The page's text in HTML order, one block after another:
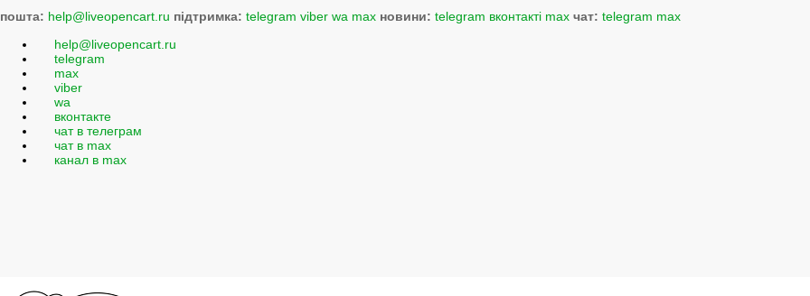
пошта: help@liveopencart.ru підтримка: telegram viber wa max новини: telegram вконтакті max чат: telegram max
help@liveopencart.ru
telegram
max
viber
wa
вконтакте
чат в телеграм
чат в max
канал в max